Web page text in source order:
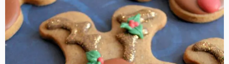
rednosed
cookie!